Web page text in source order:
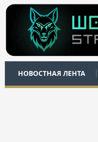
НОВОСТНАЯ ЛЕНТА